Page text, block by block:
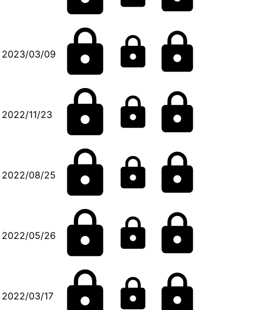
2023/03/09
2022/11/23
2022/08/25
2022/05/26
2022/03/17